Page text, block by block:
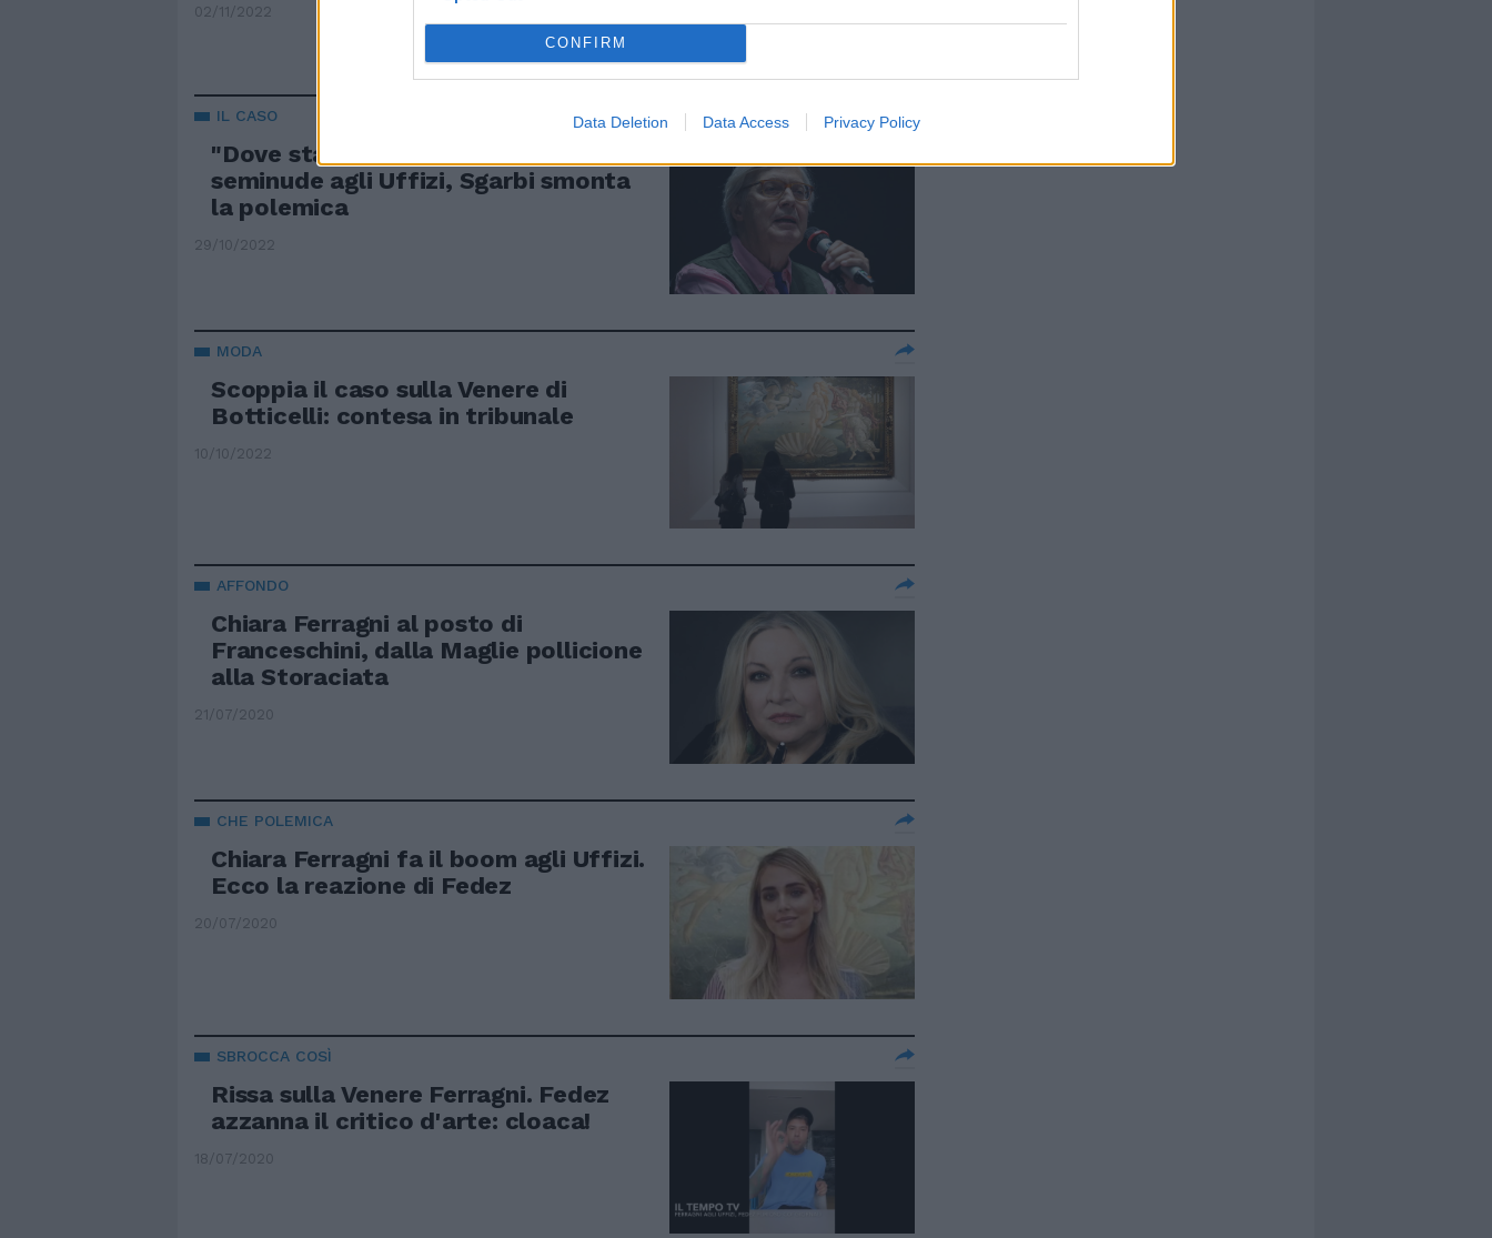
CONFIRM
Data Deletion Data Access Privacy Policy
02/11/2022
IL CASO
"Dove sta lo scandalo?". Influencer
seminude agli Uffizi, Sgarbi smonta
la polemica
29/10/2022
MODA
Scoppia il caso sulla Venere di
Botticelli: contesa in tribunale
10/10/2022
AFFONDO
Chiara Ferragni al posto di
Franceschini, dalla Maglie pollicione
alla Storaciata
21/07/2020
CHE POLEMICA
Chiara Ferragni fa il boom agli Uffizi.
Ecco la reazione di Fedez
20/07/2020
SBROCCA COSÌ
Rissa sulla Venere Ferragni. Fedez
azzanna il critico d'arte: cloaca!
18/07/2020